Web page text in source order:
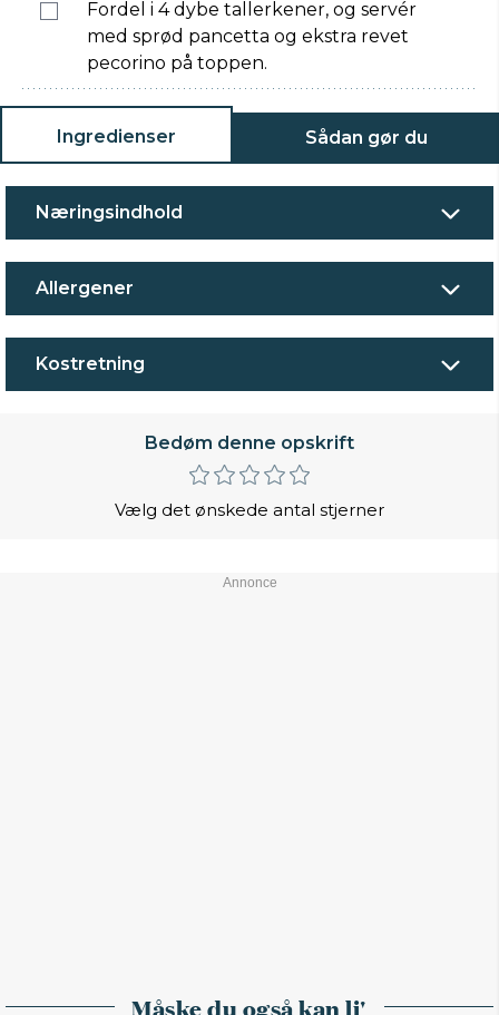
Fordel i 4 dybe tallerkener, og servér
med sprød pancetta og ekstra revet
pecorino på toppen.
Ingredienser Sådan gør du
Næringsindhold
Allergener
Kostretning
Bedøm denne opskrift
Vælg det ønskede antal stjerner
Måske du også kan li'